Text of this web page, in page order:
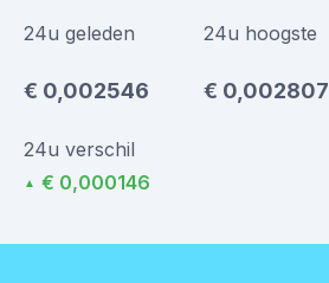
24u geleden
€ 0,002546
24u hoogste
€ 0,002807
24u verschil
▲ € 0,000146